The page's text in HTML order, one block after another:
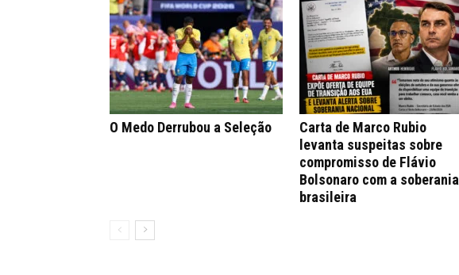
O Medo Derrubou a Seleção
Carta de Marco Rubio
levanta suspeitas sobre
compromisso de Flávio
Bolsonaro com a soberania
brasileira